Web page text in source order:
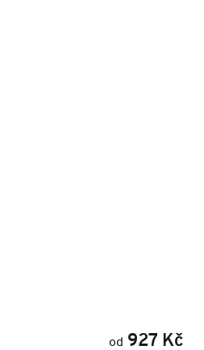
od 927 Kč